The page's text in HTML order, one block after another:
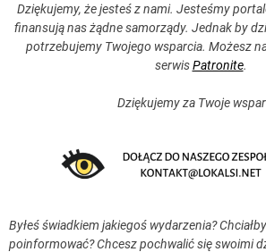
Dziękujemy, że jesteś z nami. Jesteśmy
finansują nas żądne samorządy. Jednak by
potrzebujemy Twojego wsparcia. Możesz
serwisPatronite.
Dziękujemy za Twoje
Byłeś świadkiem jakiegoś wydarzenia?
poinformować? Chcesz pochwalić się swoimi